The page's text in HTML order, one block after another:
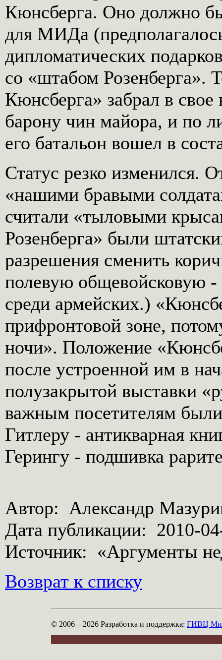
Кюнсберга. Оно должно
для МИДа
дипломатических
со «штабом Розенберга».
Кюнсберга» забрал в
барону чин майора, и по
его батальон вошел в
Статус резко изменился.
«нашими бравыми
считали «тыловыми
Розенберга» были
разрешения сменить
полевую общевойсковую -
среди армейских.)
прифронтовой зоне,
ночи». Положение
после устроенной им в
полузакрытой выставки
важным посетителям
Гитлеру - антикварная
Герингу - подшивка
Автор: Александр
Дата публикации: 2010-
Источник: «Аргументы
Возврат к списку
© 2006—2026 Разработка и поддержка: ГИВЦ